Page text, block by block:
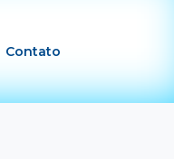
Contato